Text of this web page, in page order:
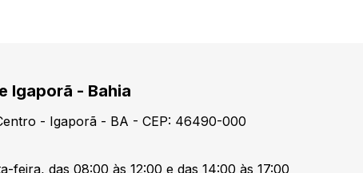
Igaporã - Bahia
- Igaporã - BA - CEP: 46490-000
feira, das 08:00 às 12:00 e das 14:00 às 17:00